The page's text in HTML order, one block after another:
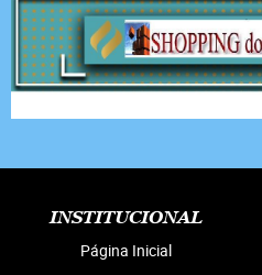
INSTITUCIONAL
Página Inicial